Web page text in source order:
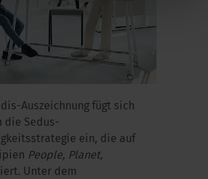
-Auszeichnung fügt sich
die Sedus-
ein, die auf
People, Planet,
Unter dem